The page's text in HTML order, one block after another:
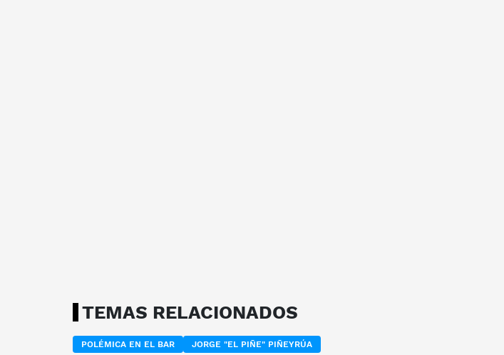
TEMAS RELACIONADOS
POLÉMICA EN EL BAR JORGE "EL PIÑE" PIÑEYRÚA